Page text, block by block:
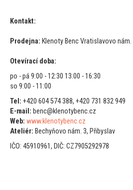
Kontakt:
Prodejna: Klenoty Benc Vratislavovo nám.
Otevírací doba:
po - pá 9:00 - 12:30 13:00 - 16:30
so 9:00 - 11:00
Tel: +420 604 574 388, +420 731 832 949
E-mail: benc@klenotybenc.cz
Web: www.klenotybenc.cz
Ateliér: Bechyňovo nám. 3, Přibyslav
IČO: 45910961, DIČ: CZ7905292978